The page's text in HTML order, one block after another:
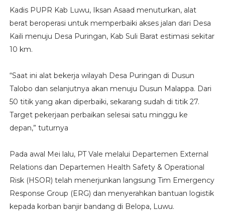
Kadis PUPR Kab Luwu, Iksan Asaad menuturkan, alat
berat beroperasi untuk memperbaiki akses jalan dari Desa
Kaili menuju Desa Puringan, Kab Suli Barat estimasi sekitar
10 km.
“Saat ini alat bekerja wilayah Desa Puringan di Dusun
Talobo dan selanjutnya akan menuju Dusun Malappa. Dari
50 titik yang akan diperbaiki, sekarang sudah di titik 27.
Target pekerjaan perbaikan selesai satu minggu ke
depan,” tuturnya
Pada awal Mei lalu, PT Vale melalui Departemen External
Relations dan Departemen Health Safety & Operational
Risk (HSOR) telah menerjunkan langsung Tim Emergency
Response Group (ERG) dan menyerahkan bantuan logistik
kepada korban banjir bandang di Belopa, Luwu.